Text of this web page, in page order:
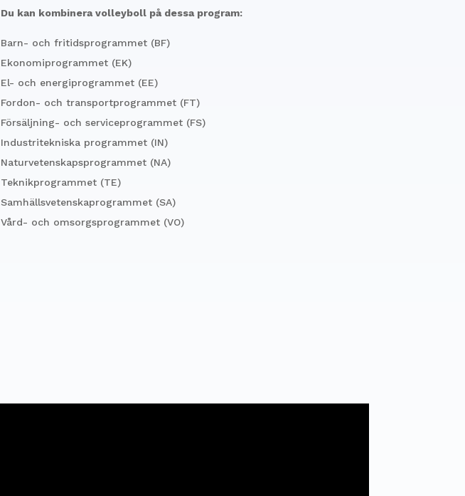
Du kan kombinera volleyboll på dessa program:
Barn- och fritidsprogrammet (BF)
Ekonomiprogrammet (EK)
El- och energiprogrammet (EE)
Fordon- och transportprogrammet (FT)
Försäljning- och serviceprogrammet (FS)
Industritekniska programmet (IN)
Naturvetenskapsprogrammet (NA)
Teknikprogrammet (TE)
Samhällsvetenskaprogrammet (SA)
Vård- och omsorgsprogrammet (VO)